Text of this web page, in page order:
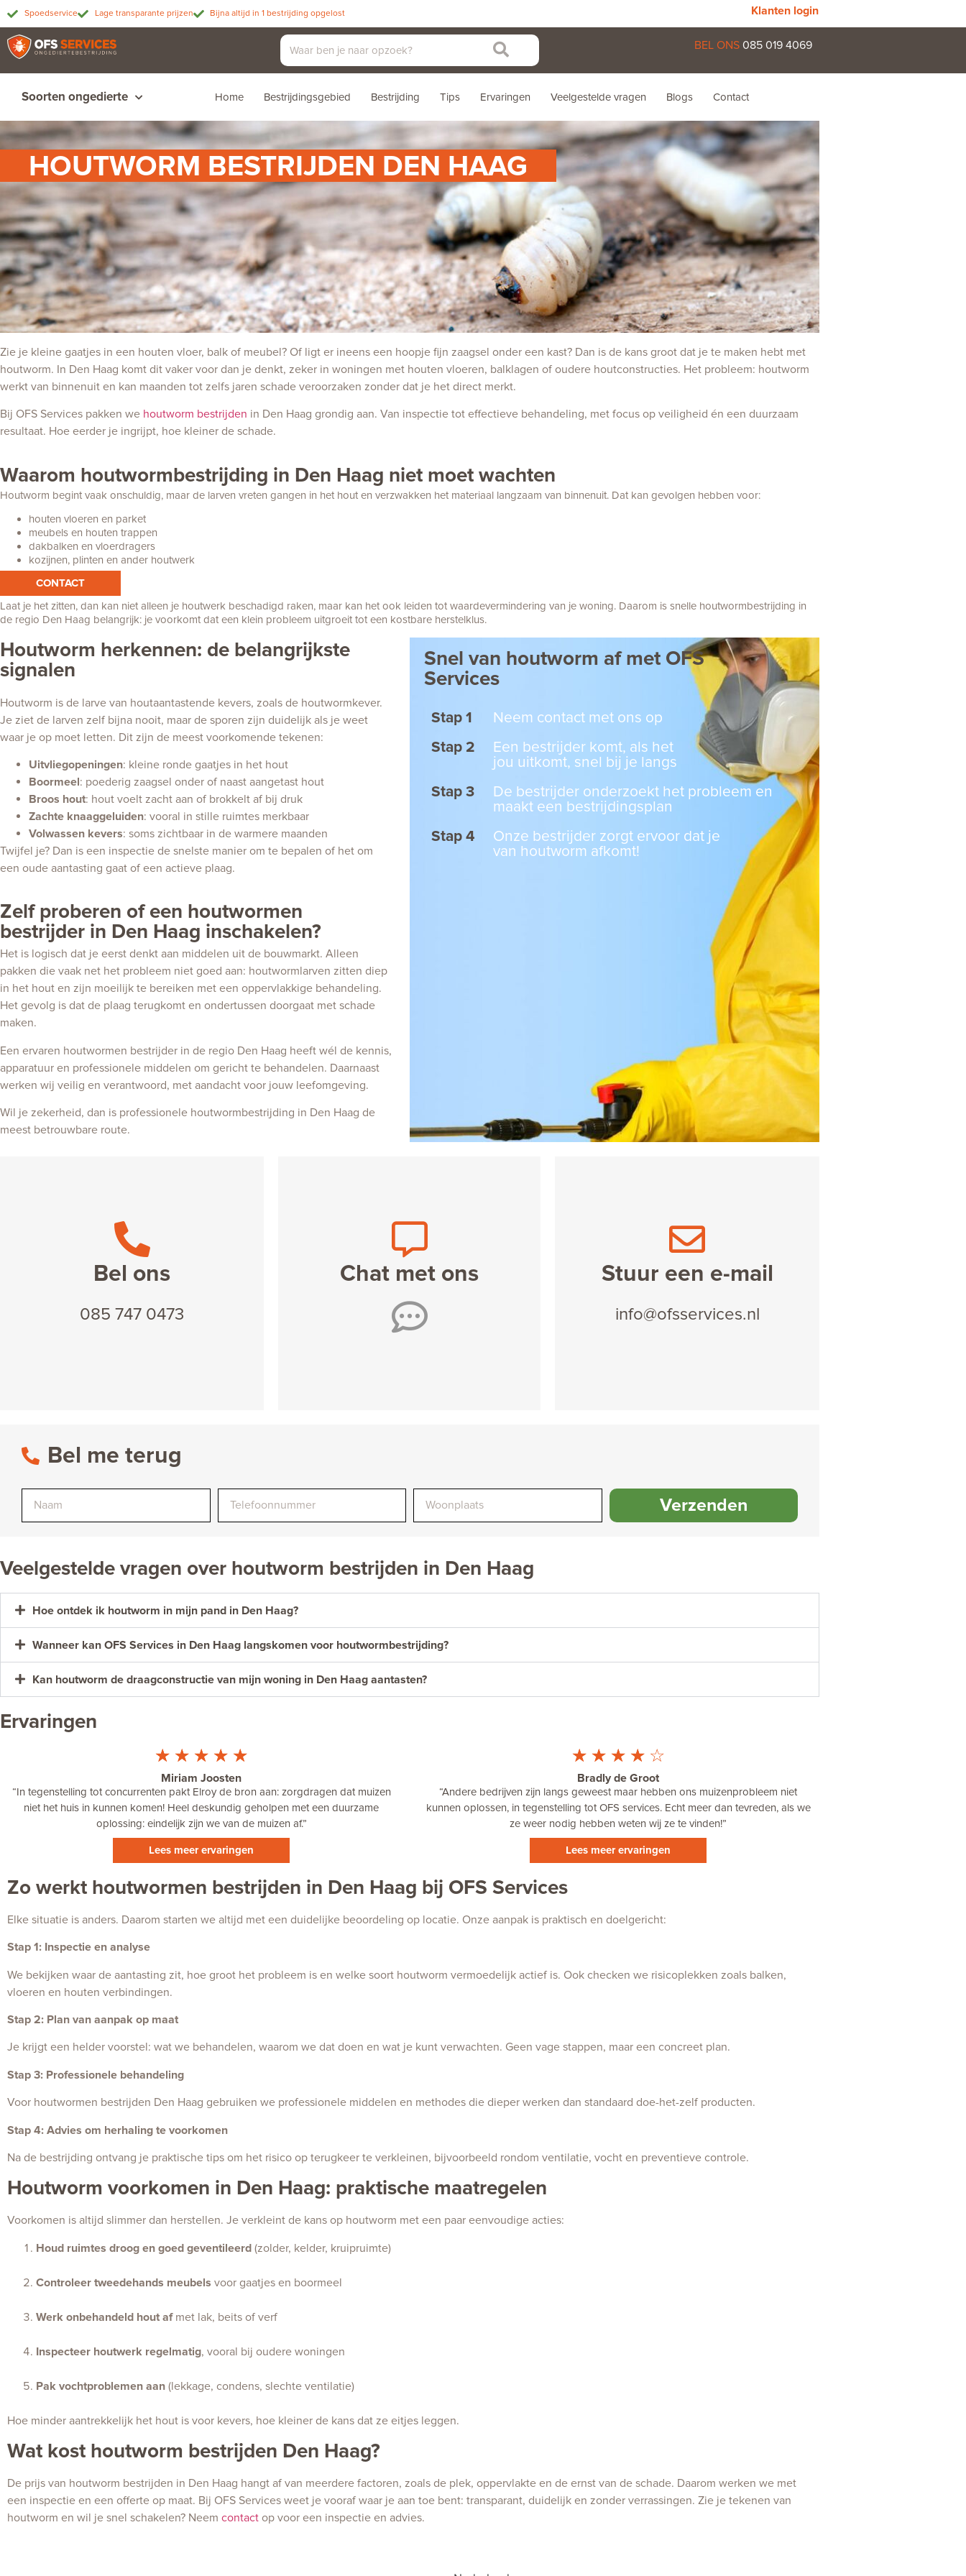
Spoedservice Lage transparante prijzen Bijna altijd in 1 bestrijding opgelost Klanten login
BEL ONS 085 019 4069
Soorten ongedierte Home Bestrijdingsgebied Bestrijding Tips Ervaringen Veelgestelde vragen Blogs Contact
HOUTWORM BESTRIJDEN DEN HAAG
Zie je kleine gaatjes in een houten vloer, balk of meubel? Of ligt er ineens een hoopje fijn zaagsel onder een kast? Dan is de kans groot dat je te maken hebt met
houtworm. In Den Haag komt dit vaker voor dan je denkt, zeker in woningen met houten vloeren, balklagen of oudere houtconstructies. Het probleem: houtworm
werkt van binnenuit en kan maanden tot zelfs jaren schade veroorzaken zonder dat je het direct merkt.
Bij OFS Services pakken we houtworm bestrijden in Den Haag grondig aan. Van inspectie tot effectieve behandeling, met focus op veiligheid én een duurzaam
resultaat. Hoe eerder je ingrijpt, hoe kleiner de schade.
Waarom houtwormbestrijding in Den Haag niet moet wachten
Houtworm begint vaak onschuldig, maar de larven vreten gangen in het hout en verzwakken het materiaal langzaam van binnenuit. Dat kan gevolgen hebben voor:
houten vloeren en parket
meubels en houten trappen
dakbalken en vloerdragers
kozijnen, plinten en ander houtwerk
CONTACT
Laat je het zitten, dan kan niet alleen je houtwerk beschadigd raken, maar kan het ook leiden tot waardevermindering van je woning. Daarom is snelle houtwormbestrijding in
de regio Den Haag belangrijk: je voorkomt dat een klein probleem uitgroeit tot een kostbare herstelklus.
Houtworm herkennen: de belangrijkste
signalen
Houtworm is de larve van houtaantastende kevers, zoals de houtwormkever.
Je ziet de larven zelf bijna nooit, maar de sporen zijn duidelijk als je weet
waar je op moet letten. Dit zijn de meest voorkomende tekenen:
Uitvliegopeningen: kleine ronde gaatjes in het hout
Boormeel: poederig zaagsel onder of naast aangetast hout
Broos hout: hout voelt zacht aan of brokkelt af bij druk
Zachte knaaggeluiden: vooral in stille ruimtes merkbaar
Volwassen kevers: soms zichtbaar in de warmere maanden
Twijfel je? Dan is een inspectie de snelste manier om te bepalen of het om
een oude aantasting gaat of een actieve plaag.
Zelf proberen of een houtwormen
bestrijder in Den Haag inschakelen?
Het is logisch dat je eerst denkt aan middelen uit de bouwmarkt. Alleen
pakken die vaak net het probleem niet goed aan: houtwormlarven zitten diep
in het hout en zijn moeilijk te bereiken met een oppervlakkige behandeling.
Het gevolg is dat de plaag terugkomt en ondertussen doorgaat met schade
maken.
Een ervaren houtwormen bestrijder in de regio Den Haag heeft wél de kennis,
apparatuur en professionele middelen om gericht te behandelen. Daarnaast
werken wij veilig en verantwoord, met aandacht voor jouw leefomgeving.
Wil je zekerheid, dan is professionele houtwormbestrijding in Den Haag de
meest betrouwbare route.
Snel van houtworm af met OFS
Services
Stap 1
Neem contact met ons op
Stap 2
Een bestrijder komt, als het
jou uitkomt, snel bij je langs
Stap 3
De bestrijder onderzoekt het probleem en
maakt een bestrijdingsplan
Stap 4
Onze bestrijder zorgt ervoor dat je
van houtworm afkomt!
Bel ons
085 747 0473
Chat met ons Stuur een e-mail
info@ofsservices.nl
Bel me terug
Verzenden
Veelgestelde vragen over houtworm bestrijden in Den Haag
Hoe ontdek ik houtworm in mijn pand in Den Haag?
Wanneer kan OFS Services in Den Haag langskomen voor houtwormbestrijding?
Kan houtworm de draagconstructie van mijn woning in Den Haag aantasten?
Ervaringen
☆ ☆ ☆ ☆ ☆
Miriam Joosten
“In tegenstelling tot concurrenten pakt Elroy de bron aan: zorgdragen dat muizen
niet het huis in kunnen komen! Heel deskundig geholpen met een duurzame
oplossing: eindelijk zijn we van de muizen af.”
Lees meer ervaringen
☆ ☆ ☆ ☆ ☆
Bradly de Groot
“Andere bedrijven zijn langs geweest maar hebben ons muizenprobleem niet
kunnen oplossen, in tegenstelling tot OFS services. Echt meer dan tevreden, als we
ze weer nodig hebben weten wij ze te vinden!”
Lees meer ervaringen
Zo werkt houtwormen bestrijden in Den Haag bij OFS Services
Elke situatie is anders. Daarom starten we altijd met een duidelijke beoordeling op locatie. Onze aanpak is praktisch en doelgericht:
Stap 1: Inspectie en analyse
We bekijken waar de aantasting zit, hoe groot het probleem is en welke soort houtworm vermoedelijk actief is. Ook checken we risicoplekken zoals balken,
vloeren en houten verbindingen.
Stap 2: Plan van aanpak op maat
Je krijgt een helder voorstel: wat we behandelen, waarom we dat doen en wat je kunt verwachten. Geen vage stappen, maar een concreet plan.
Stap 3: Professionele behandeling
Voor houtwormen bestrijden Den Haag gebruiken we professionele middelen en methodes die dieper werken dan standaard doe-het-zelf producten.
Stap 4: Advies om herhaling te voorkomen
Na de bestrijding ontvang je praktische tips om het risico op terugkeer te verkleinen, bijvoorbeeld rondom ventilatie, vocht en preventieve controle.
Houtworm voorkomen in Den Haag: praktische maatregelen
Voorkomen is altijd slimmer dan herstellen. Je verkleint de kans op houtworm met een paar eenvoudige acties:
Houd ruimtes droog en goed geventileerd (zolder, kelder, kruipruimte)
Controleer tweedehands meubels voor gaatjes en boormeel
Werk onbehandeld hout afmet lak, beits of verf
Inspecteer houtwerk regelmatig, vooral bij oudere woningen
Pak vochtproblemen aan (lekkage, condens, slechte ventilatie)
Hoe minder aantrekkelijk het hout is voor kevers, hoe kleiner de kans dat ze eitjes leggen.
Wat kost houtworm bestrijden Den Haag?
De prijs van houtworm bestrijden in Den Haag hangt af van meerdere factoren, zoals de plek, oppervlakte en de ernst van de schade. Daarom werken we met
een inspectie en een offerte op maat. Bij OFS Services weet je vooraf waar je aan toe bent: transparant, duidelijk en zonder verrassingen. Zie je tekenen van
houtworm en wil je snel schakelen? Neem contact op voor een inspectie en advies.